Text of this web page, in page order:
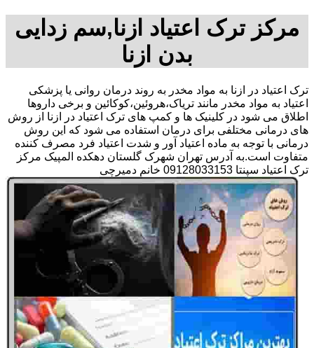
مرکز ترک اعتیاد ازنا,سم زدایی
بدن ازنا
ترک اعتیاد در ازنا به مواد مخدر به روند درمان روانی یا پزشکی
اعتیاد به مواد مخدر مانند تریاک،هروئین،کوکائین و برخی داروها
اطلاق می شود در کلینیک ها و کمپ های ترک اعتیاد در ازنا از روش
های درمانی مختلفی برای درمان استفاده می شود که این روش
درمانی با توجه به ماده اعتیاد آور و شدت اعتیاد فرد مصرف کننده
متفاوت است.به آدرس تهران شهرک گلستان دهکده المپیک مرکز
ترک اعتیاد سپنتا 09128033153 خانم دمیرچی